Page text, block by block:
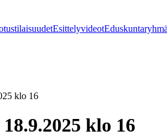
Esittelyvideot
klo 16
klo 16